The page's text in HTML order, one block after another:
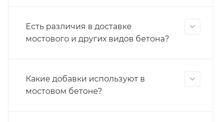
Есть различия в доставке
мостового и других видов бетона?
Какие добавки используют в
мостовом бетоне?